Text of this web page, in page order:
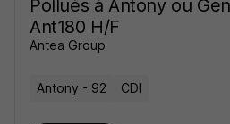
Pollués à Antony ou
Ant180 H/F
Antea Group
Antony - 92 CDI